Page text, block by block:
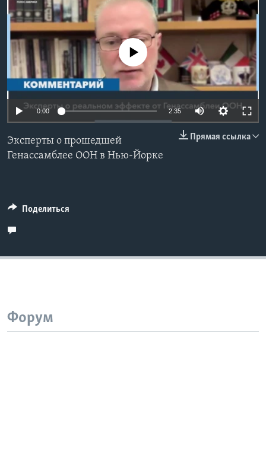
Learning English
СОЦИАЛЬНЫЕ СЕТИ
Языки
No media source currently available
0:00 2:35
Прямая ссылка
Эксперты о прошедшей
Генассамблее ООН в Нью-Йорке
Поделиться
Форум